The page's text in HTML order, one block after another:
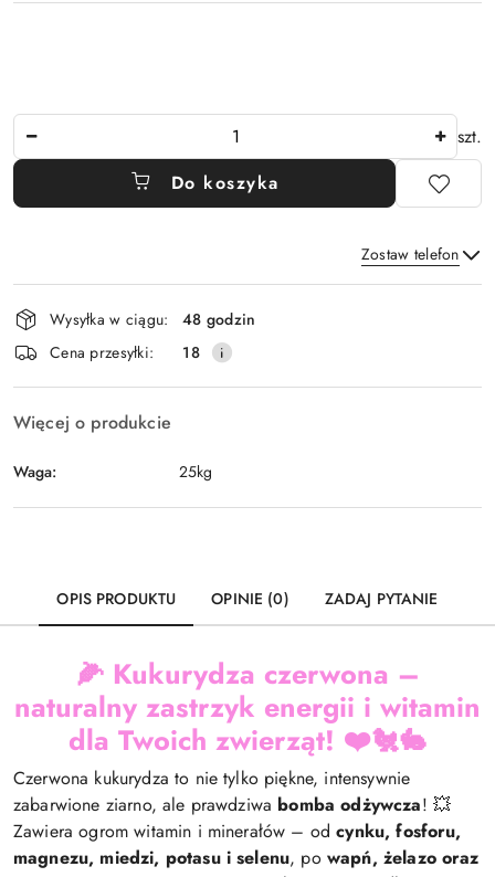
szt.
Do koszyka
Zostaw telefon
Wyślij
Dostępność
i
dostawa
Wysyłka w ciągu:
48 godzin
Cena przesyłki:
18
Więcej o produkcie
Waga: 25kg
OPIS PRODUKTU OPINIE (0) ZADAJ PYTANIE
🌽 Kukurydza czerwona –
naturalny zastrzyk energii i witamin
dla Twoich zwierząt! ❤️🐔🐇
Czerwona kukurydza to nie tylko piękne, intensywnie
zabarwione ziarno, ale prawdziwa bomba odżywcza! 💥
Zawiera ogrom witamin i minerałów – odcynku, fosforu,
magnezu, miedzi, potasu i selenu, po wapń, żelazo oraz